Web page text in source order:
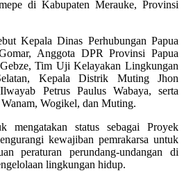
di Kabupaten Merauke, Provinsi
Kepala Dinas Perhubungan Papua
Anggota DPR Provinsi Papua
Tim Uji Kelayakan Lingkungan
Kepala Distrik Muting Jhon
Petrus Paulus Wabaya, serta
Wogikel, dan Muting.
mengatakan status sebagai Proyek
kewajiban pemrakarsa untuk
peraturan perundang-undangan di
lingkungan hidup.